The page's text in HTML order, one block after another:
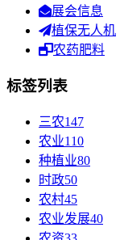
展会信息
植保无人机
农药肥料
标签列表
三农147
农业110
种植业80
时政50
农村45
农业发展40